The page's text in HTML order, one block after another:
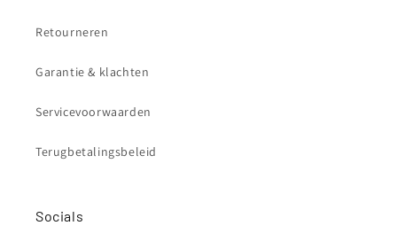
Retourneren
Garantie & klachten
Servicevoorwaarden
Terugbetalingsbeleid
Socials